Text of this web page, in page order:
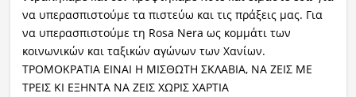
να υπερασπιστούμε τα πιστεύω και τις πράξεις μας. Για
να υπερασπιστούμε τη Rosa Nera ως κομμάτι των
κοινωνικών και ταξικών αγώνων των Χανίων.
ΤΡΟΜΟΚΡΑΤΙΑ ΕΙΝΑΙ Η ΜΙΣΘΩΤΗ ΣΚΛΑΒΙΑ, ΝΑ ΖΕΙΣ ΜΕ
ΤΡΕΙΣ ΚΙ ΕΞΗΝΤΑ ΝΑ ΖΕΙΣ ΧΩΡΙΣ ΧΑΡΤΙΑ